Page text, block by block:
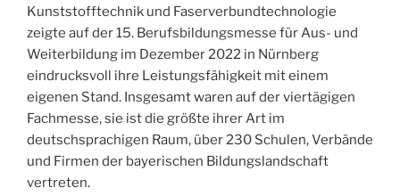
Kunststofftechnik und Faserverbundtechnologie
zeigte auf der 15. Berufsbildungsmesse für Aus- und
Weiterbildung im Dezember 2022 in Nürnberg
eindrucksvoll ihre Leistungsfähigkeit mit einem
eigenen Stand. Insgesamt waren auf der viertägigen
Fachmesse, sie ist die größte ihrer Art im
deutschsprachigen Raum, über 230 Schulen, Verbände
und Firmen der bayerischen Bildungslandschaft
vertreten.